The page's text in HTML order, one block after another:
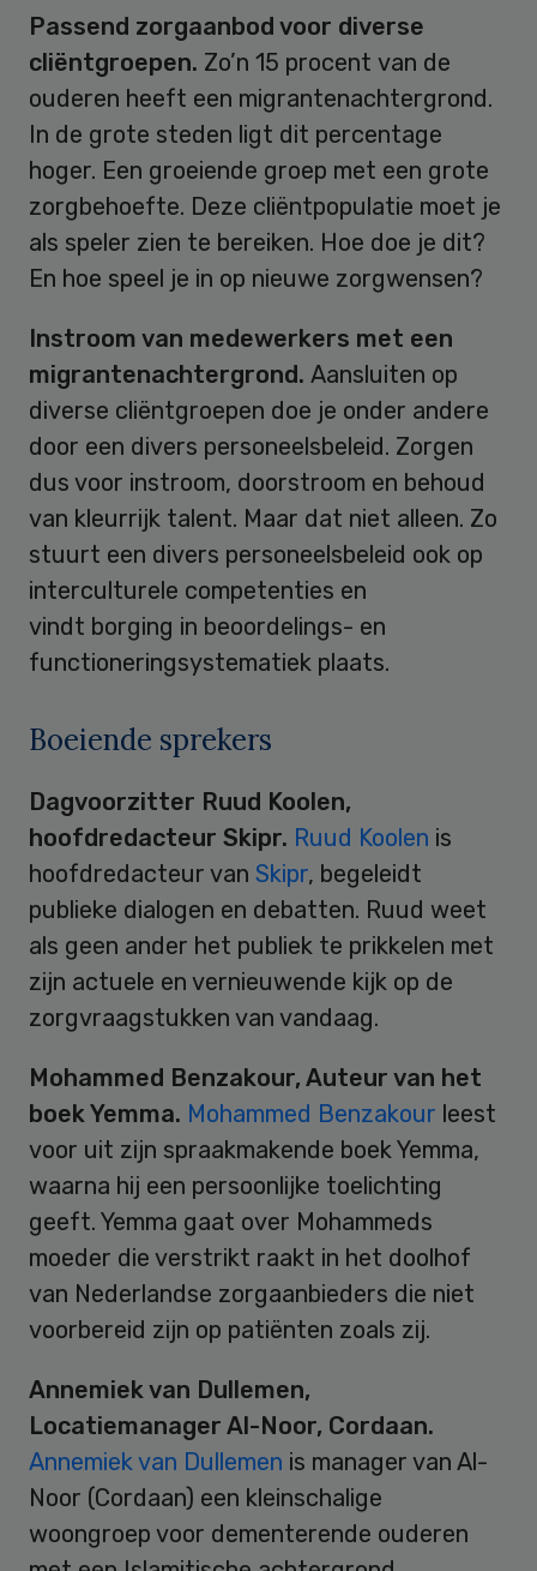
Passend zorgaanbod voor diverse
cliëntgroepen. Zo’n 15 procent van de
ouderen heeft een migrantenachtergrond.
In de grote steden ligt dit percentage
hoger. Een groeiende groep met een grote
zorgbehoefte. Deze cliëntpopulatie moet je
als speler zien te bereiken. Hoe doe je dit?
En hoe speel je in op nieuwe zorgwensen?
Instroom van medewerkers met een
migrantenachtergrond. Aansluiten op
diverse cliëntgroepen doe je onder andere
door een divers personeelsbeleid. Zorgen
dus voor instroom, doorstroom en behoud
van kleurrijk talent. Maar dat niet alleen. Zo
stuurt een divers personeelsbeleid ook op
interculturele competenties en
vindt borging in beoordelings- en
functioneringsystematiek plaats.
Boeiende sprekers
Dagvoorzitter Ruud Koolen,
hoofdredacteur Skipr. Ruud Koolen is
hoofdredacteur van Skipr, begeleidt
publieke dialogen en debatten. Ruud weet
als geen ander het publiek te prikkelen met
zijn actuele en vernieuwende kijk op de
zorgvraagstukken van vandaag.
Mohammed Benzakour, Auteur van het
boek Yemma. Mohammed Benzakour leest
voor uit zijn spraakmakende boek Yemma,
waarna hij een persoonlijke toelichting
geeft. Yemma gaat over Mohammeds
moeder die verstrikt raakt in het doolhof
van Nederlandse zorgaanbieders die niet
voorbereid zijn op patiënten zoals zij.
Annemiek van Dullemen,
Locatiemanager Al-Noor, Cordaan.
Annemiek van Dullemen is manager van Al-
Noor (Cordaan) een kleinschalige
woongroep voor dementerende ouderen